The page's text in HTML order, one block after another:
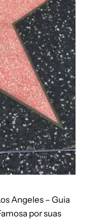
Angeles – Guia
por suas